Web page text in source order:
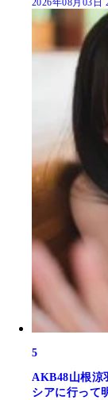
2026年08月03日
5
AKB48山根涼
シアに行って